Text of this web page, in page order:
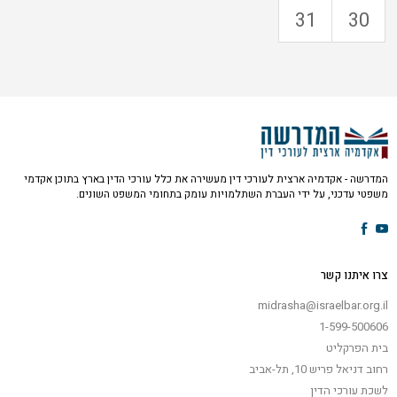
30
31
המדרשה - אקדמיה ארצית לעורכי דין מעשירה את כלל עורכי הדין בארץ בתוכן אקדמי
משפטי עדכני, על ידי העברת השתלמויות עומק בתחומי המשפט השונים.
צרו איתנו קשר
midrasha@israelbar.org.il
1-599-500606
בית הפרקליט
רחוב דניאל פריש 10, תל-אביב
לשכת עורכי הדין